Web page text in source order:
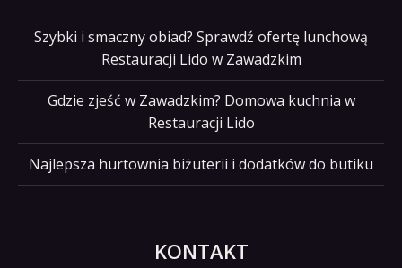
Szybki i smaczny obiad? Sprawdź ofertę lunchową
Restauracji Lido w Zawadzkim
Gdzie zjeść w Zawadzkim? Domowa kuchnia w
Restauracji Lido
Najlepsza hurtownia biżuterii i dodatków do butiku
KONTAKT